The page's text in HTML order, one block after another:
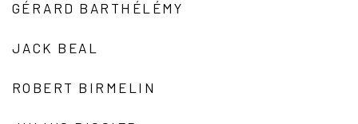
GÉRARD BARTHÉLÉMY
JACK BEAL
ROBERT BIRMELIN